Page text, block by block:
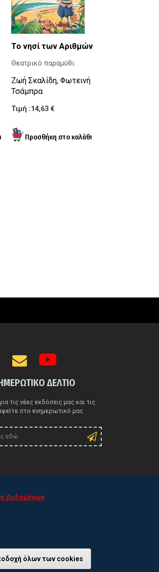
Το νησί των Αριθμών
Θεατρικό παραμύθι
Ζωή Σκαλίδη, Φωτεινή
Τσάμπρα
Τιμή :14,63 €
ΔΕΛΤΙΟ
τις νέες εκδόσεις μας και τις
στο ενημερωτικό μας
Δεδομένων
όλων των cookies